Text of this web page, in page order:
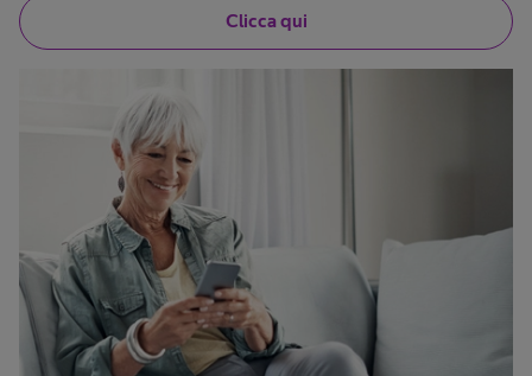
Clicca qui